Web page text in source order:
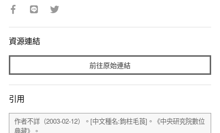
資源連結
前往原始連結
引用